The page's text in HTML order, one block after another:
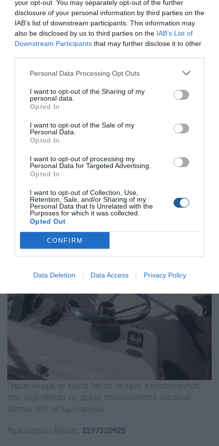
your opt-out. You may separately opt-out of the further
disclosure of your personal information by third parties on the
IAB’s list of downstream participants. This information may
also be disclosed by us to third parties on the IAB’s List of
Downstream Participants that may further disclose it to other
Personal Data Processing Opt Outs
I want to opt-out of the Sharing of my
personal data.
Opted In
I want to opt-out of the Sale of my
Personal Data.
Opted In
I want to opt-out of processing my
Personal Data for Targeted Advertising.
Opted In
I want to opt-out of Collection, Use,
Retention, Sale, and/or Sharing of my
Personal Data that Is Unrelated with the
Purposes for which it was collected.
Opted Out
CONFIRM
Data Deletion Data Access Privacy Policy
Μάλιστα, σύμφωνα με πληροφορίες, τα δύο πλαστικά
ντεπόζιτα που αφαίρεσε βρέθηκαν από ψαροτουφεκά
Δεν βρέθηκαν τα carbon πέδιλα που αφαιρέθηκαν από
την δεύτερη βάρκα.
Παρακαλούμε αν έχετε δει το σκάφος ή κάποια κίνηση
που να βοηθήσει τις αρχές επικοινωνήστε άμεσα με
κάποιο από τα λιμεναρχεία:
Λιμεναρχείο Αίγινας: 2297320920